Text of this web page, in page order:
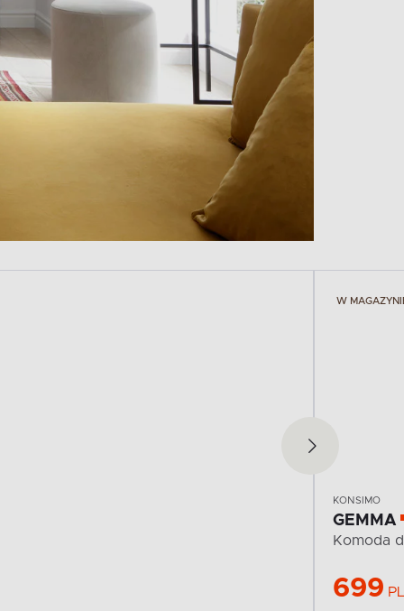
W
KONSIMO
GEMMA
Komoda
699